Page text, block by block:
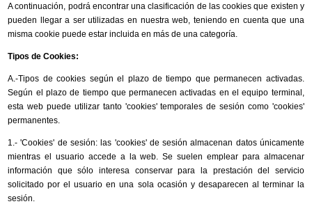
A continuación, podrá encontrar una clasificación de las cookies que existen y
pueden llegar a ser utilizadas en nuestra web, teniendo en cuenta que una
misma cookie puede estar incluida en más de una categoría.
Tipos de Cookies:
A.-Tipos de cookies según el plazo de tiempo que permanecen activadas.
Según el plazo de tiempo que permanecen activadas en el equipo terminal,
esta web puede utilizar tanto 'cookies' temporales de sesión como 'cookies'
permanentes.
1.- 'Cookies' de sesión: las 'cookies' de sesión almacenan datos únicamente
mientras el usuario accede a la web. Se suelen emplear para almacenar
información que sólo interesa conservar para la prestación del servicio
solicitado por el usuario en una sola ocasión y desaparecen al terminar la
sesión.